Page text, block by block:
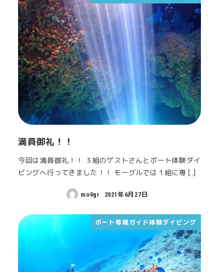
満員御礼！！
今回は満員御礼！！ ３組のゲストさんとボート体験ダイ
ビングへ行ってきました！！ モーグルでは１組に専 […]
mo0gr 2021年6月27日
ボート専属ガイド体験ダイビング